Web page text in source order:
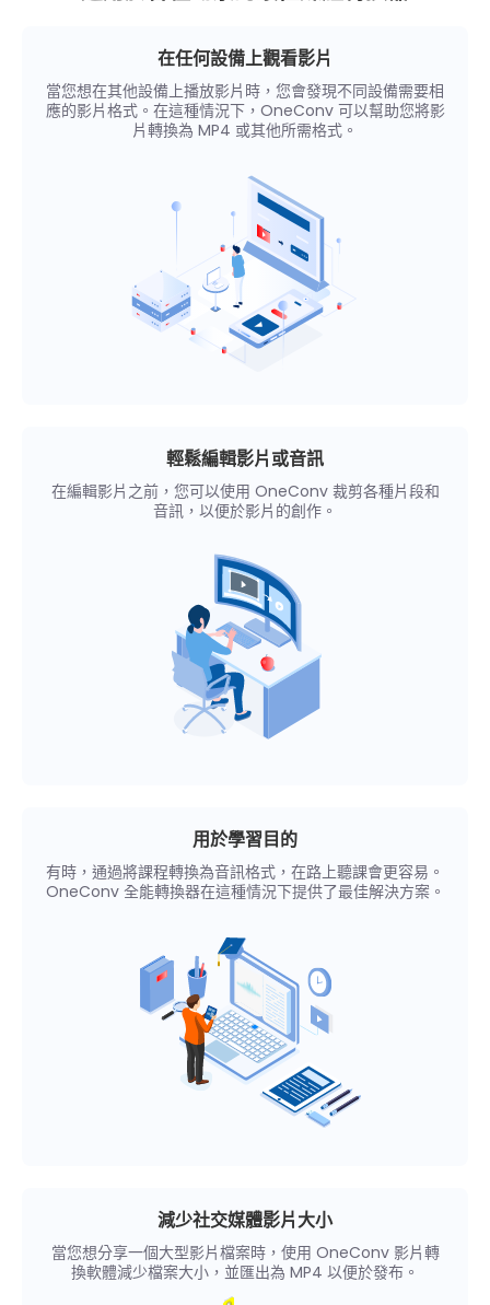
在任何設備上觀看影片
當您想在其他設備上播放影片時，您會發現不同設備需要相
應的影片格式。在這種情況下，OneConv 可以幫助您將影
片轉換為 MP4 或其他所需格式。
輕鬆編輯影片或音訊
在編輯影片之前，您可以使用 OneConv 裁剪各種片段和
音訊，以便於影片的創作。
用於學習目的
有時，通過將課程轉換為音訊格式，在路上聽課會更容易。
OneConv 全能轉換器在這種情況下提供了最佳解決方案。
減少社交媒體影片大小
當您想分享一個大型影片檔案時，使用 OneConv 影片轉
換軟體減少檔案大小，並匯出為 MP4 以便於發布。